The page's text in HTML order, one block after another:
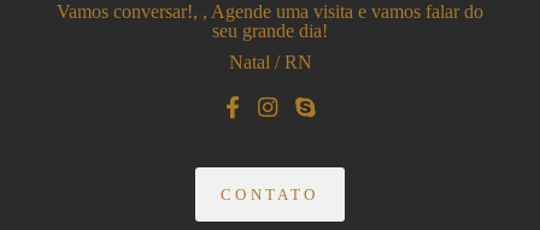
Vamos conversar!, , Agende uma visita e vamos falar do
seu grande dia!
Natal / RN
CONTATO